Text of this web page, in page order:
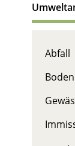
Abfall